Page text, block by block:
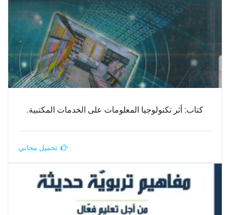
كتاب: أثر تكنولوجيا المعلومات على الخدمات المكتبية.
تحميل مجاني